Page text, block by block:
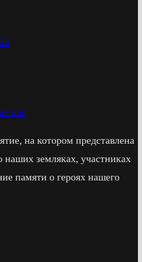
нас
на котором представлена
наших земляках, участниках
памяти о героях нашего